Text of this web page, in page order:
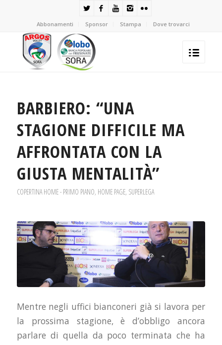
Abbonamenti Sponsor Stampa Dove trovarci
BARBIERO: “UNA
STAGIONE DIFFICILE MA
AFFRONTATA CON LA
GIUSTA MENTALITÀ”
COPERTINA HOME - PRIMO PIANO, HOME PAGE, SUPERLEGA
Mentre negli uffici bianconeri già si lavora per
la prossima stagione, è d’obbligo ancora
parlare di quella da poco terminata che ha